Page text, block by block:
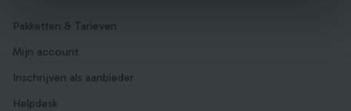
Pakketten & Tarieven
Mijn account
Inschrijven als aanbieder
Helpdesk